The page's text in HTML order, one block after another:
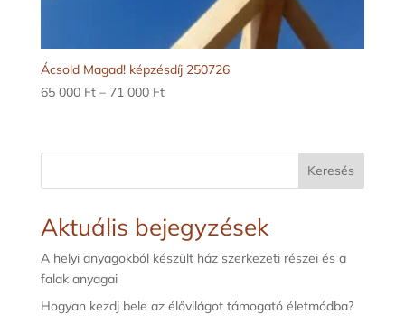
Ácsold Magad! képzésdíj 250726
65 000 Ft – 71 000 FtÁrtartomány:
-
Keresés
Aktuális bejegyzések
A helyi anyagokból készült ház szerkezeti részei és a
falak anyagai
Hogyan kezdj bele az élővilágot támogató életmódba?